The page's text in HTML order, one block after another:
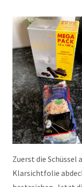
Zuerst die Schüssel
Klarsichtfolie